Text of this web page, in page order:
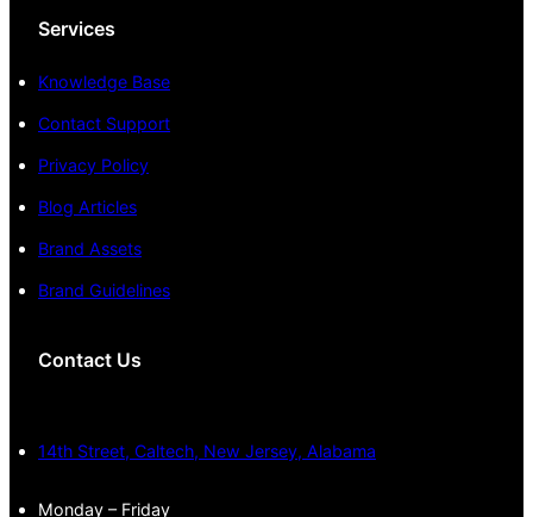
Services
Knowledge Base
Contact Support
Privacy Policy
Blog Articles
Brand Assets
Brand Guidelines
Contact Us
14th Street, Caltech, New Jersey, Alabama
Monday – Friday